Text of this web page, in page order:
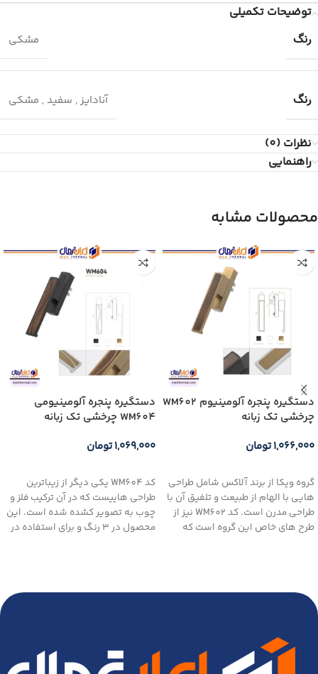
توضیحات تکمیلی
رنگ
مشکی
رنگ آنادایز, سفید , مشکی
نظرات (0)
راهنمایی
محصولات مشابه
دستگیره پنجره آلومینیوم WM602
چرخشی تک زبانه
۱,۰۶۶,۰۰۰تومان
گروه ویکا از برند آلاکس شامل طراحی
هایی با الهام از طبیعت و تلفیق آن با
طراحی مدرن است. کد WM602 نیز از
طرح های خاص این گروه است که
باشد.
دستگیره پنجره آلومینیومی
WM604 چرخشی تک زبانه
۱,۰۶۹,۰۰۰تومان
کد WM604 یکی دیگر از زیباترین
طراحی هاییست که در آن ترکیب فلز و
چوب به تصویر کشده شده است. این
محصول در 3 رنگ و برای استفاده در